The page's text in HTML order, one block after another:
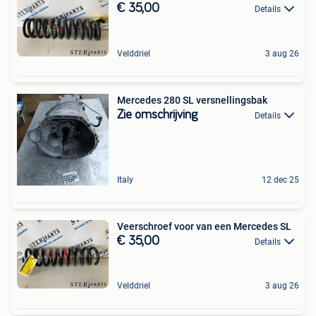
€ 35,00 Details
Velddriel 3 aug 26
Mercedes 280 SL versnellingsbak
Zie omschrijving Details
Italy 12 dec 25
Veerschroef voor van een Mercedes SL
€ 35,00 Details
Velddriel 3 aug 26